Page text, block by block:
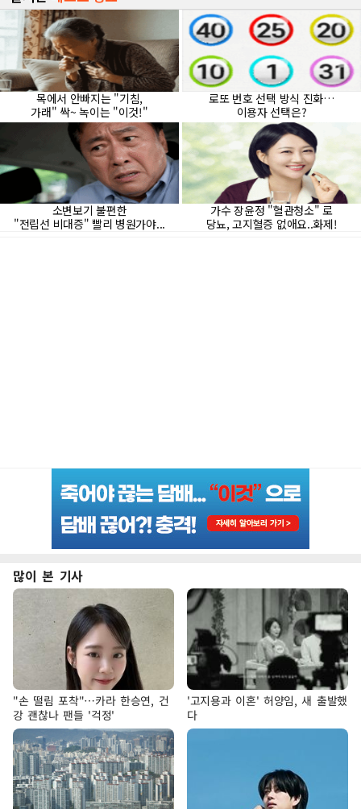
많이 본 기사
"손 떨림 포착"…카라 한승연, 건
강 괜찮나 팬들 '걱정'
'고지용과 이혼' 허양임, 새 출발했
다